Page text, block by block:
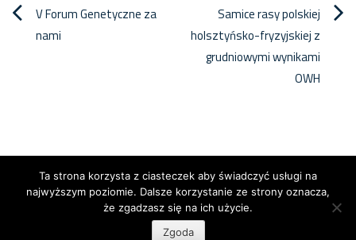
Nawigacja
V Forum Genetyczne za
nami
Samice rasy polskiej
holsztyńsko-fryzyjskiej z
grudniowymi wynikami
OWH
Centrum Genetyczne
Ta strona korzysta z ciasteczek aby świadczyć usługi na
najwyższym poziomie. Dalsze korzystanie ze strony oznacza,
że zgadzasz się na ich użycie.
Zgoda